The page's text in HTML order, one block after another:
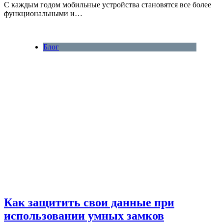
С каждым годом мобильные устройства становятся все более
функциональными и…
Блог
Как защитить свои данные при
использовании умных замков